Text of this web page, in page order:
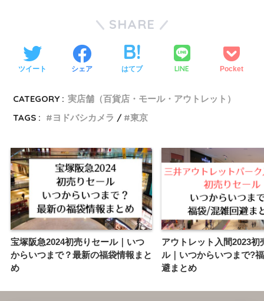
SHARE
ツイート シェア はてブ LINE Pocket
CATEGORY : 実店舗（百貨店・モール・アウトレット）
TAGS :
ヨドバシカメラ 東京
宝塚阪急2024初売りセール｜いつ
からいつまで？最新の福袋情報まと
め
アウトレット入間2023初
ル｜いつからいつまで?
避まとめ